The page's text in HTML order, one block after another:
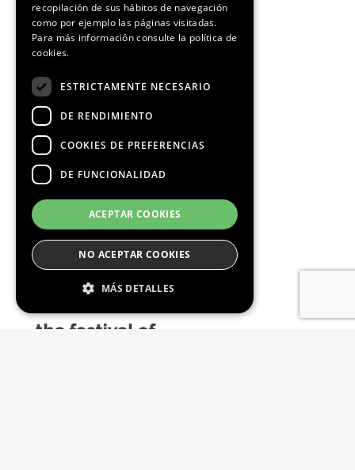
Media Partners
recopilación de sus hábitos de navegación
como por ejemplo las páginas visitadas.
Para más información consulte la política de
cookies.
ESTRICTAMENTE NECESARIO
DE RENDIMIENTO
COOKIES DE PREFERENCIAS
DE FUNCIONALIDAD
ACEPTAR COOKIES
NO ACEPTAR COOKIES
MÁS DETALLES